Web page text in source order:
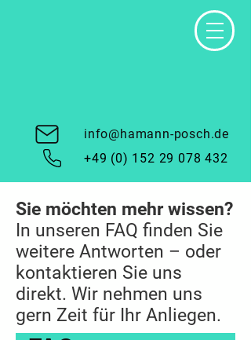
+49 (0) 152 29 078 432
info@hamann-posch.de
Sie möchten mehr wissen?
In unseren FAQ finden Sie
weitere Antworten – oder
kontaktieren Sie uns
direkt. Wir nehmen uns
gern Zeit für Ihr Anliegen.